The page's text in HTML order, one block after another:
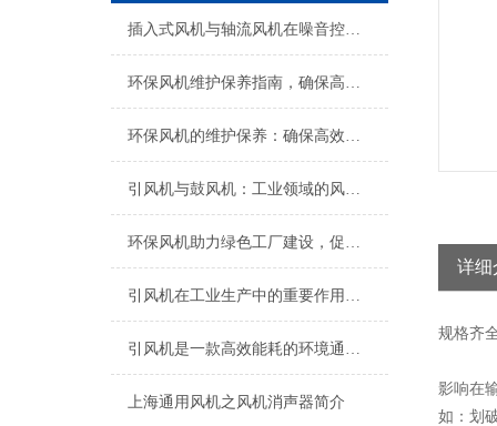
插入式风机与轴流风机在噪音控制上有何差异？
环保风机维护保养指南，确保高效稳定运行
环保风机的维护保养：确保高效运行的关键
引风机与鼓风机：工业领域的风动双子星
环保风机助力绿色工厂建设，促进节能减排
引风机在工业生产中的重要作用及发展趋势
引风机是一款高效能耗的环境通风设备
上海​通用风机之风机消声器简介
详细
规格齐
影响在
如：划